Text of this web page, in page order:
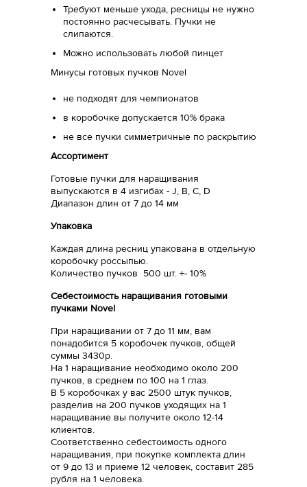
Требуют меньше ухода, ресницы не нужно
постоянно расчесывать. Пучки не
слипаются.
Можно использовать любой пинцет
Минусы готовых пучков Novel
не подходят для чемпионатов
в коробочке допускается 10% брака
не все пучки симметричные по раскрытию
Ассортимент
Готовые пучки для наращивания
выпускаются в 4 изгибах - J, B, C, D
Диапазон длин от 7 до 14 мм
Упаковка
Каждая длина ресниц упакована в отдельную
коробочку россыпью.
Количество пучков 500 шт. +- 10%
Себестоимость наращивания готовыми
пучками Novel
При наращивании от 7 до 11 мм, вам
понадобится 5 коробочек пучков, общей
суммы 3430р.
На 1 наращивание необходимо около 200
пучков, в среднем по 100 на 1 глаз.
В 5 коробочках у вас 2500 штук пучков,
разделив на 200 пучков уходящих на 1
наращивание вы получите около 12-14
клиентов.
Соответственно себестоимость одного
наращивания, при покупке комплекта длин
от 9 до 13 и приеме 12 человек, составит 285
рубля на 1 человека.